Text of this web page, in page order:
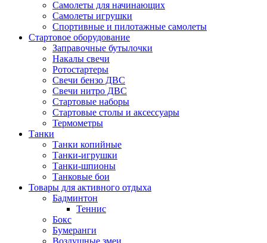
Самолеты для начинающих
Самолеты игрушки
Спортивные и пилотажные самолеты
Стартовое оборудование
Заправочные бутылочки
Накалы свечи
Ротостартеры
Свечи бензо ДВС
Свечи нитро ДВС
Стартовые наборы
Стартовые столы и аксессуары
Термометры
Танки
Танки копийные
Танки-игрушки
Танки-шпионы
Танковые бои
Товары для активного отдыха
Бадминтон
Теннис
Бокс
Бумеранги
Воздушные змеи